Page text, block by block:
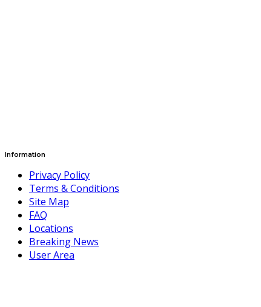
Information
Privacy Policy
Terms & Conditions
Site Map
FAQ
Locations
Breaking News
User Area